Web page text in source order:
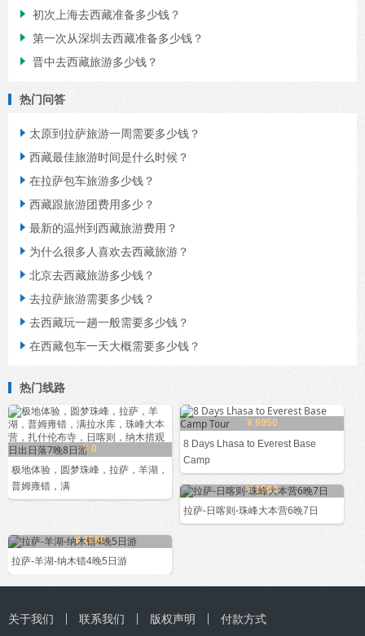
 初次上海去西藏准备多少钱？
 第一次从深圳去西藏准备多少钱？
 晋中去西藏旅游多少钱？
热门问答
 太原到拉萨旅游一周需要多少钱？
 西藏最佳旅游时间是什么时候？
 在拉萨包车旅游多少钱？
 西藏跟旅游团费用多少？
 最新的温州到西藏旅游费用？
 为什么很多人喜欢去西藏旅游？
 北京去西藏旅游多少钱？
 去拉萨旅游需要多少钱？
 去西藏玩一趟一般需要多少钱？
 在西藏包车一天大概需要多少钱？
热门线路
¥ 0
极地体验，圆梦珠峰，拉萨，羊湖，
普姆雍错，满
¥ 6950
8 Days Lhasa to Everest Base
Camp
¥ 1960
拉萨-日喀则-珠峰大本营6晚7日
¥ 1260
拉萨-羊湖-纳木错4晚5日游
关于我们 联系我们 版权声明 付款方式